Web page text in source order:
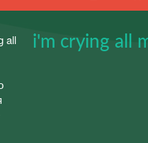
i'm crying all